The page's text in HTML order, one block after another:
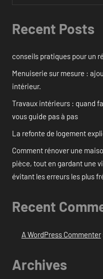
Recent Posts
conseils pratiques pour un
Menuiserie sur mesure :
intérieur.
Travaux intérieurs : quand
vous guide pas à pas
La refonte de logement
Comment rénover une
pièce, tout en gardant une
évitant les erreurs les plus
Recent
A WordPress Commenter
Archives